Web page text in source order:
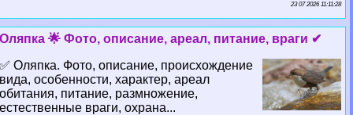
23 07 2026 11:11:28
Оляпка 🌟 Фото, описание, ареал, питание, враги ✔
✅ Оляпка. Фото, описание, происхождение
вида, особенности, хаpaктер, ареал
обитания, питание, размножение,
естественные враги, охрана...